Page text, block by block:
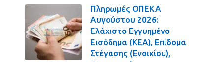
Πληρωμές ΟΠΕΚΑ
Αυγούστου 2026:
Ελάχιστο Εγγυημένο
Εισόδημα (ΚΕΑ), Επίδομα
Στέγασης (Ενοικίου),